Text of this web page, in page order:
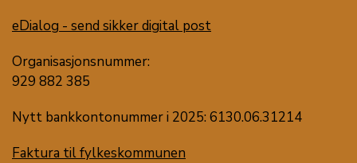
eDialog - send sikker digital post
Organisasjonsnummer:
929 882 385
Nytt bankkontonummer i 2025: 6130.06.31214
Faktura til fylkeskommunen